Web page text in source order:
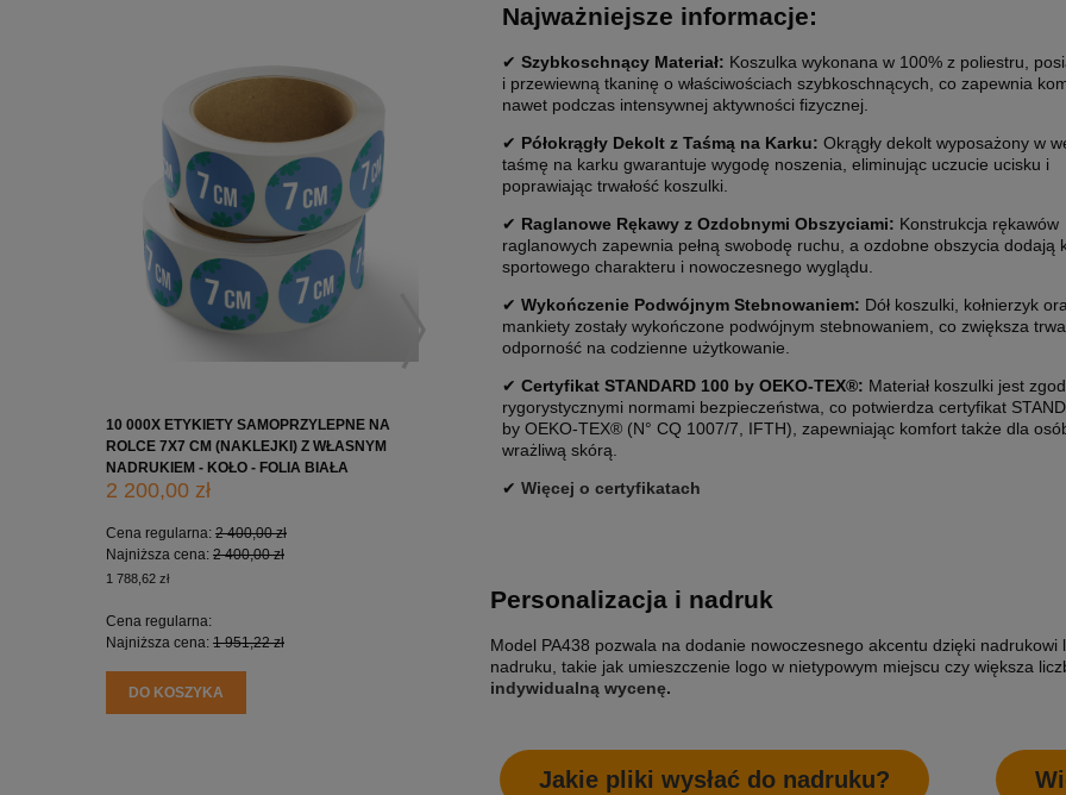
10 000X ETYKIETY SAMOPRZYLEPNE NA
ROLCE 7X7 CM (NAKLEJKI) Z WŁASNYM
NADRUKIEM - KOŁO - FOLIA BIAŁA
2 200,00 zł
Cena regularna: 2 400,00 zł
Najniższa cena: 2 400,00 zł
1 788,62 zł
Cena regularna:
Najniższa cena: 1 951,22 zł
DO KOSZYKA
10 000X ETYKIETY SAMOPRZYLEPNE NA
ROLCE 5X5 CM (NAKLEJKI) Z WŁASNYM
1 650,00 zł
Najniższa cena: 1 504,07 zł
DO KOSZYKA
10 000X ETYKIETY
Najniższa cena: 1 951,22 zł
Najważniejsze informacje:
✔ Szybkoschnący Materiał: Koszulka wykonana w 100% z poliestru,
i przewiewną tkaninę o właściwościach szybkoschnących, co zapewnia
nawet podczas intensywnej aktywności fizycznej.
✔ Półokrągły Dekolt z Taśmą na Karku: Okrągły dekolt wyposażony w
taśmę na karku gwarantuje wygodę noszenia, eliminując uczucie ucisku i
poprawiając trwałość koszulki.
✔ Raglanowe Rękawy z Ozdobnymi Obszyciami: Konstrukcja rękawów
raglanowych zapewnia pełną swobodę ruchu, a ozdobne obszycia dodają
sportowego charakteru i nowoczesnego wyglądu.
✔ Wykończenie Podwójnym Stebnowaniem: Dół koszulki, kołnierzyk
mankiety zostały wykończone podwójnym stebnowaniem, co zwiększa
odporność na codzienne użytkowanie.
✔ Certyfikat STANDARD 100 by OEKO-TEX®: Materiał koszulki jest
rygorystycznymi normami bezpieczeństwa, co potwierdza certyfikat
by OEKO-TEX® (N° CQ 1007/7, IFTH), zapewniając komfort także dla
wrażliwą skórą.
✔ Więcej o certyfikatach
Personalizacja i nadruk
Model PA438 pozwala na dodanie nowoczesnego akcentu dzięki
nadruku, takie jak umieszczenie logo w nietypowym miejscu czy większa
indywidualną wycenę.
Jakie pliki wysłać do nadruku?